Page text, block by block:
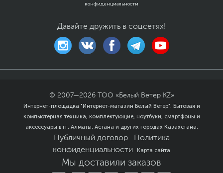
конфиденциальности
Давайте дружить в соцсетях!
© 2007—2026 ТОО «Белый Ветер KZ»
Интернет-площадка "Интернет-магазин Белый Ветер". Бытовая и
компьютерная техника, комплектующие, ноутбуки, смартфоны и
аксессуары в гг. Алматы, Астана и других городах Казахстана.
Публичный договор
Политика
конфиденциальности
Карта сайта
Мы доставили заказов